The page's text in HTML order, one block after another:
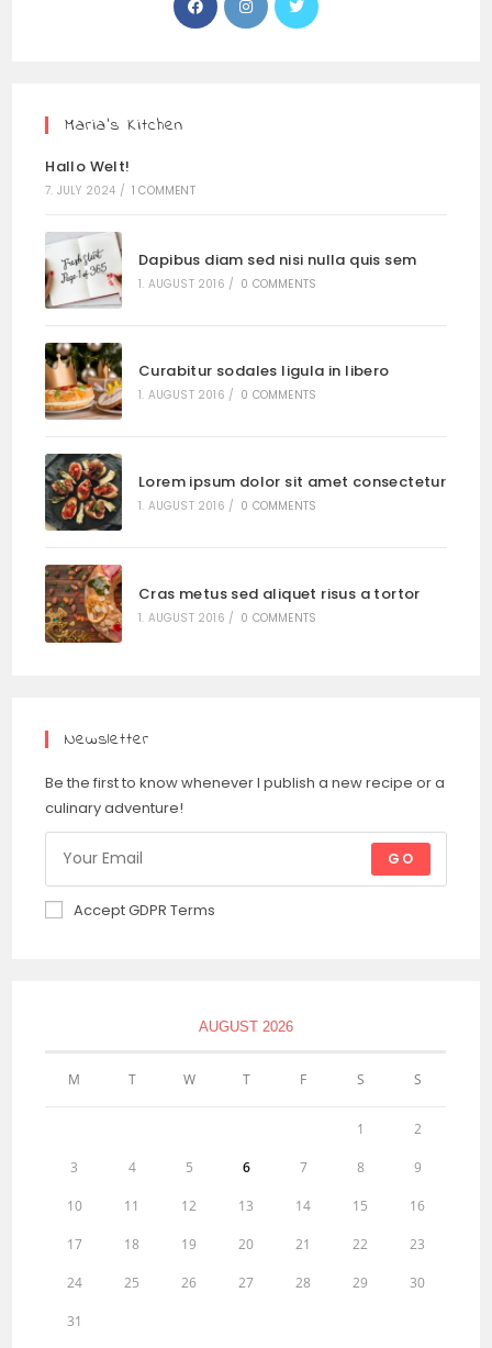
Maria’s Kitchen
Hallo Welt!
7. JULY 2024 / 1 COMMENT
Dapibus diam sed nisi nulla quis sem
1. AUGUST 2016 / 0 COMMENTS
Curabitur sodales ligula in libero
1. AUGUST 2016 / 0 COMMENTS
Lorem ipsum dolor sit amet consectetur
1. AUGUST 2016 / 0 COMMENTS
Cras metus sed aliquet risus a tortor
1. AUGUST 2016 / 0 COMMENTS
Newsletter
Be the first to know whenever I publish a new recipe or a
culinary adventure!
GO
Accept GDPR Terms
AUGUST 2026
M T W T F S S
1 2
3 4 5 6 7 8 9
10 11 12 13 14 15 16
17 18 19 20 21 22 23
24 25 26 27 28 29 30
31